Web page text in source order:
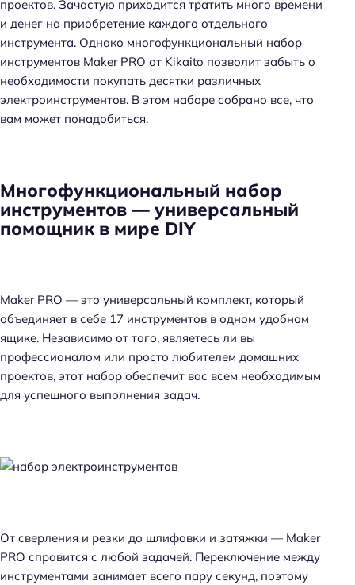
проектов. Зачастую приходится тратить много времени
и денег на приобретение каждого отдельного
инструмента. Однако многофункциональный набор
инструментов Maker PRO от Kikaito позволит забыть о
необходимости покупать десятки различных
электроинструментов. В этом наборе собрано все, что
вам может понадобиться.
Многофункциональный набор
инструментов — универсальный
помощник в мире DIY
Maker PRO — это универсальный комплект, который
объединяет в себе 17 инструментов в одном удобном
ящике. Независимо от того, являетесь ли вы
профессионалом или просто любителем домашних
проектов, этот набор обеспечит вас всем необходимым
для успешного выполнения задач.
От сверления и резки до шлифовки и затяжки — Maker
PRO справится с любой задачей. Переключение между
инструментами занимает всего пару секунд, поэтому